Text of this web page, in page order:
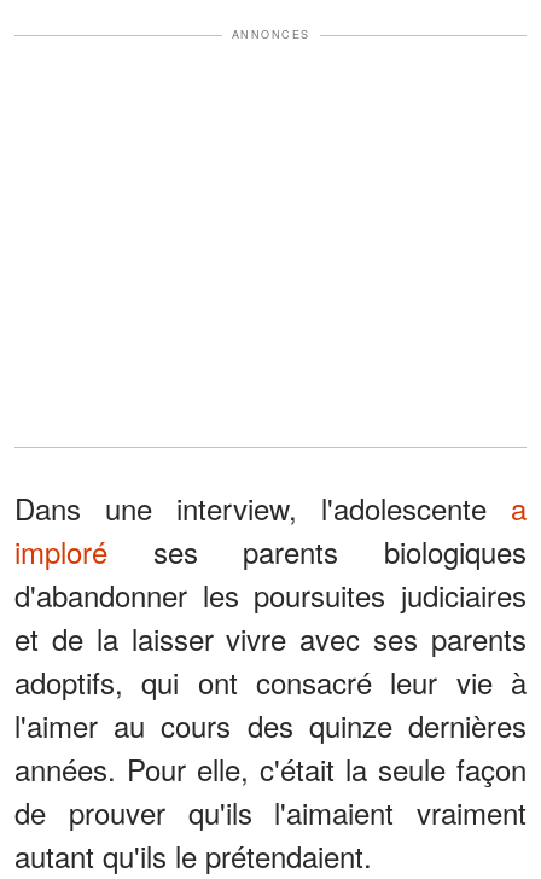
ANNONCES
Dans une interview, l'adolescente a
imploré ses parents biologiques
d'abandonner les poursuites judiciaires
et de la laisser vivre avec ses parents
adoptifs, qui ont consacré leur vie à
l'aimer au cours des quinze dernières
années. Pour elle, c'était la seule façon
de prouver qu'ils l'aimaient vraiment
autant qu'ils le prétendaient.